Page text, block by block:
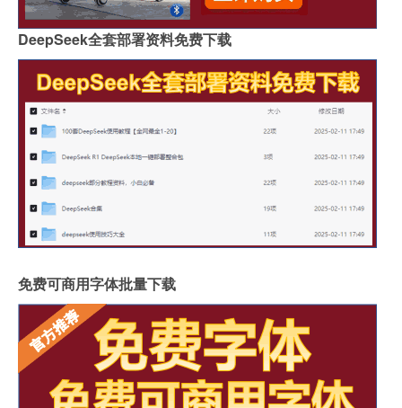
DeepSeek全套部署资料免费下载
免费可商用字体批量下载